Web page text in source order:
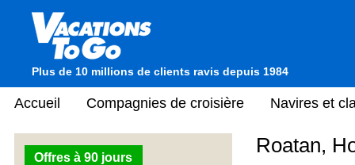
Plus de 10 millions de clients ravis depuis 1984
Accueil Compagnies de croisière Navires et
Offres à 90 jours
Roatan,